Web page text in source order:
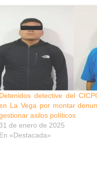
Detenidos detective del
La Vega por montar
asilos políticos
31 de enero de 2025
En «Destacada»